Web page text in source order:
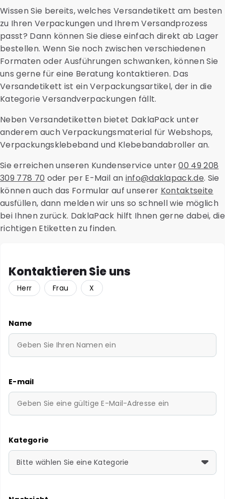
Kartonhalterungen, Sicherheitstaschen und
saugfähige Materialien erhalten Sie bei uns.
Reaktionen darauf nachverfolgen.
Kontaktieren Sie uns für weitere Informationen oder
eine Beratung und fragen Sie nach den aktuellen
Versandtarifen.
Wissen Sie bereits, welches Versandetikett am besten
zu Ihren Verpackungen und Ihrem Versandprozess
passt? Dann können Sie diese einfach direkt ab Lager
bestellen. Wenn Sie noch zwischen verschiedenen
Formaten oder Ausführungen schwanken, können Sie
uns gerne für eine Beratung kontaktieren. Das
Versandetikett ist ein Verpackungsartikel, der in die
Kategorie Versandverpackungen fällt.
Neben Versandetiketten bietet DaklaPack unter
anderem auch Verpackungsmaterial für Webshops,
Verpackungsklebeband und Klebebandabroller an.
Sie erreichen unseren Kundenservice unter00 49 208
309 778 70 oder per E-Mail an info@daklapack.de. Sie
können auch das Formular auf unserer Kontaktseite
ausfüllen, dann melden wir uns so schnell wie möglich
bei Ihnen zurück. DaklaPack hilft Ihnen gerne dabei, die
richtigen Etiketten zu finden.
Kontaktieren Sie uns
Herr Frau X
Name
E-mail
Kategorie
Bitte wählen Sie eine Kategorie